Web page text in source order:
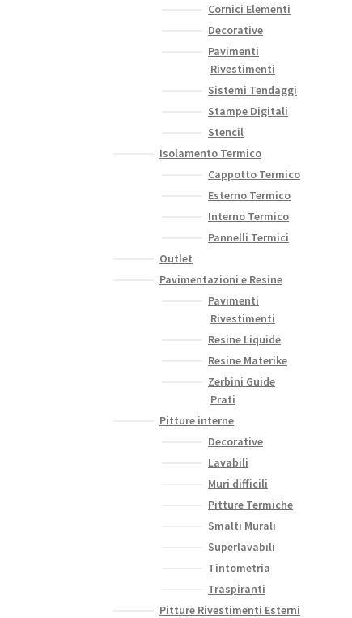
Cornici Elementi
Decorative
Pavimenti
Rivestimenti
Sistemi Tendaggi
Stampe Digitali
Stencil
Isolamento Termico
Cappotto Termico
Esterno Termico
Interno Termico
Pannelli Termici
Outlet
Pavimentazioni e Resine
Pavimenti
Rivestimenti
Resine Liquide
Resine Materike
Zerbini Guide
Prati
Pitture interne
Decorative
Lavabili
Muri difficili
Pitture Termiche
Smalti Murali
Superlavabili
Tintometria
Traspiranti
Pitture Rivestimenti Esterni